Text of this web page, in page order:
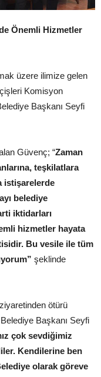
Önemli Hizmetler
üzere ilimize gelen
Komisyon
Başkanı Seyfi
Güvenç; “Zaman
teşkilatlara
istişarelerde
belediye
iktidarları
hizmetler hayata
Bu vesile ile tüm
şeklinde
ötürü
Başkanı Seyfi
çok sevdiğimiz
Kendilerine ben
olarak göreve